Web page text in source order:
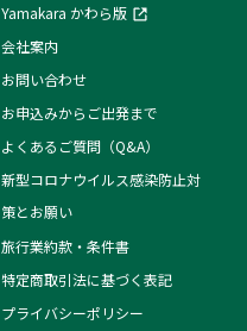
Yamakara かわら版
会社案内
お問い合わせ
お申込みからご出発まで
よくあるご質問（Q&A）
新型コロナウイルス感染防止対
策とお願い
旅行業約款・条件書
特定商取引法に基づく表記
プライバシーポリシー